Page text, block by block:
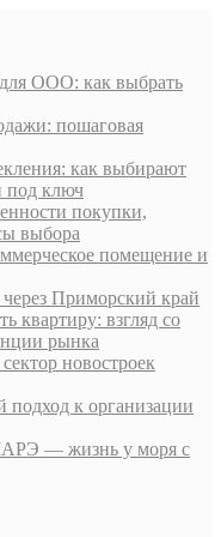
ООО: как выбрать
пошаговая
как выбирают
под ключ
покупки,
выбора
помещение и
Приморский край
квартиру: взгляд со
рынка
новостроек
к организации
— жизнь у моря с